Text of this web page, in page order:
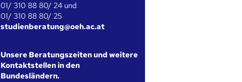
01/ 310 88 80/ 24 und
01/ 310 88 80/ 25
studienberatung@oeh.ac.at
Unsere Beratungszeiten und weitere
Kontaktstellen in den
Bundesländern.